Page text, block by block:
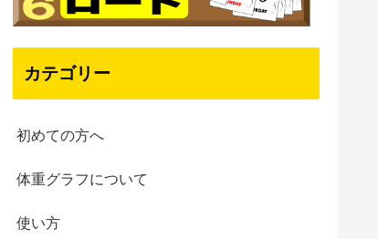
カテゴリー
初めての方へ
体重グラフについて
使い方